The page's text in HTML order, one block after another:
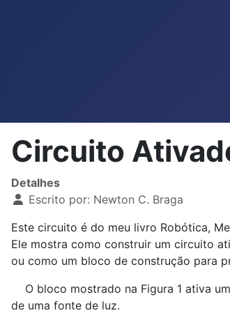
Circuito
Detalhes
Escrito por: Newton C. Braga
Este circuito é do meu livro Robótica,
Ele mostra como construir um circuito
ou como um bloco de construção para
O bloco mostrado na Figura 1 ativa
de uma fonte de luz.